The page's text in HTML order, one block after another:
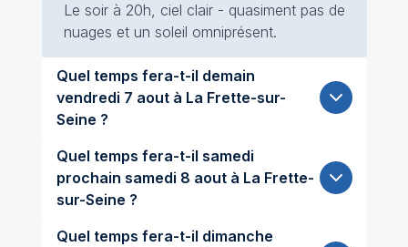
Le soir à 20h, ciel clair - quasiment pas de
nuages et un soleil omniprésent.
Quel temps fera-t-il demain
vendredi 7 aout à La Frette-sur-
Seine ?
Quel temps fera-t-il samedi
prochain samedi 8 aout à La Frette-
sur-Seine ?
Quel temps fera-t-il dimanche